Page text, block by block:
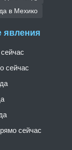
в Мехико
явления
сейчас
сейчас